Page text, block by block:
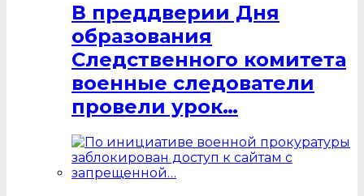
В преддверии Дня
образования
Следственного комитета
военные следователи
провели урок…